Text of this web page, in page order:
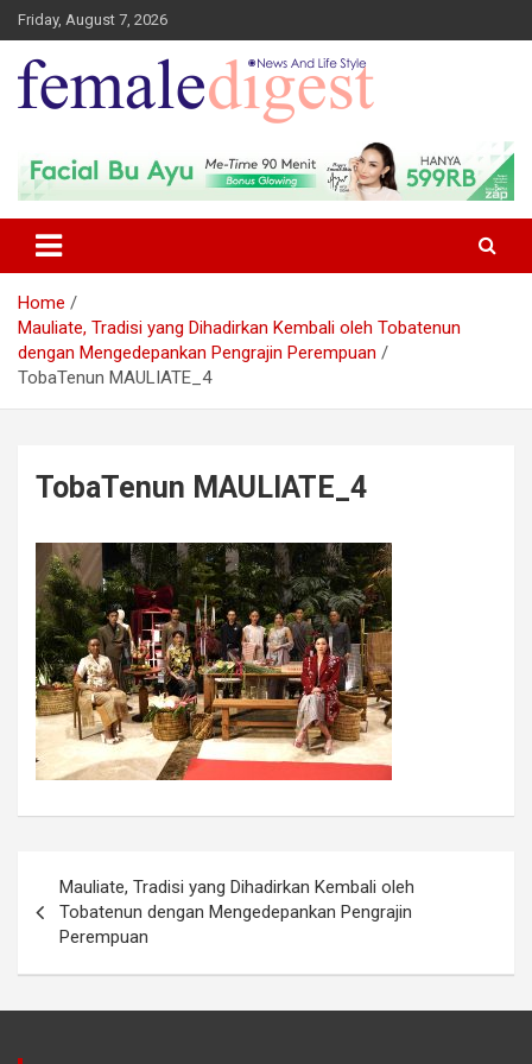
Friday, August 7, 2026
Female Digest
Home
Mauliate, Tradisi yang Dihadirkan Kembali oleh Tobatenun
dengan Mengedepankan Pengrajin Perempuan
TobaTenun MAULIATE_4
TobaTenun MAULIATE_4
Mauliate, Tradisi yang Dihadirkan Kembali oleh
Tobatenun dengan Mengedepankan Pengrajin
Perempuan